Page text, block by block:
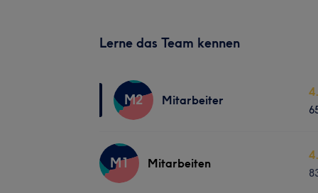
Lerne das Team kennen
M2 Mitarbeiter
M1 Mitarbeiten